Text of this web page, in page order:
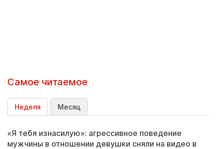
Самое читаемое
Неделя Месяц
«Я тебя изнасилую»: агрессивное поведение
мужчины в отношении девушки сняли на видео в